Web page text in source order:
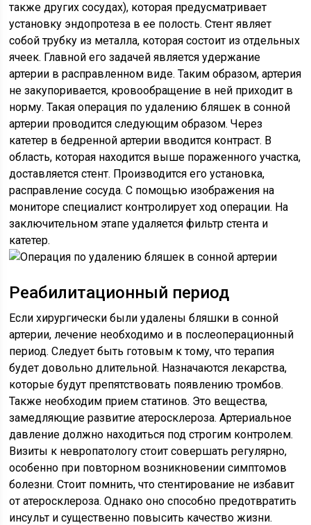
также других сосудах), которая предусматривает
установку эндопротеза в ее полость. Стент являет
собой трубку из металла, которая состоит из отдельных
ячеек. Главной его задачей является удержание
артерии в расправленном виде. Таким образом, артерия
не закупоривается, кровообращение в ней приходит в
норму. Такая операция по удалению бляшек в сонной
артерии проводится следующим образом. Через
катетер в бедренной артерии вводится контраст. В
область, которая находится выше пораженного участка,
доставляется стент. Производится его установка,
расправление сосуда. С помощью изображения на
мониторе специалист контролирует ход операции. На
заключительном этапе удаляется фильтр стента и
катетер.
Реабилитационный период
Если хирургически были удалены бляшки в сонной
артерии, лечение необходимо и в послеоперационный
период. Следует быть готовым к тому, что терапия
будет довольно длительной. Назначаются лекарства,
которые будут препятствовать появлению тромбов.
Также необходим прием статинов. Это вещества,
замедляющие развитие атеросклероза. Артериальное
давление должно находиться под строгим контролем.
Визиты к невропатологу стоит совершать регулярно,
особенно при повторном возникновении симптомов
болезни. Стоит помнить, что стентирование не избавит
от атеросклероза. Однако оно способно предотвратить
инсульт и существенно повысить качество жизни.